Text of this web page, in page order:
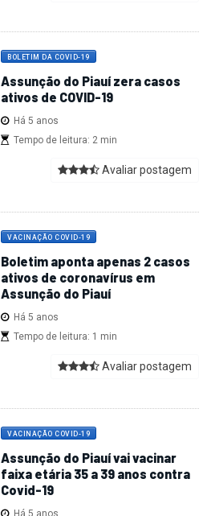
BOLETIM DA COVID-19
Assunção do Piauí zera casos
ativos de COVID-19
Há 5 anos
Tempo de leitura: 2 min
Avaliar postagem
VACINAÇÃO COVID-19
Boletim aponta apenas 2 casos
ativos de coronavírus em
Assunção do Piauí
Há 5 anos
Tempo de leitura: 1 min
Avaliar postagem
VACINAÇÃO COVID-19
Assunção do Piauí vai vacinar
faixa etária 35 a 39 anos contra
Covid-19